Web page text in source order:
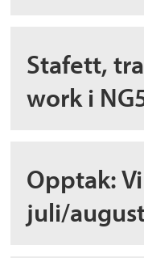
Stafett,
work i
Opptak:
juli/